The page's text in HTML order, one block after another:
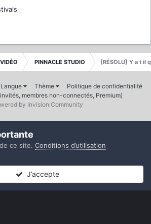
PINNACLE STUDIO [RÉSOLU] Y a t il
Langue Thème
Politique de confidentialité
membres non-connectés, Premium)
by Invision Community
ce site. Conditions d’utilisation
J’accepte